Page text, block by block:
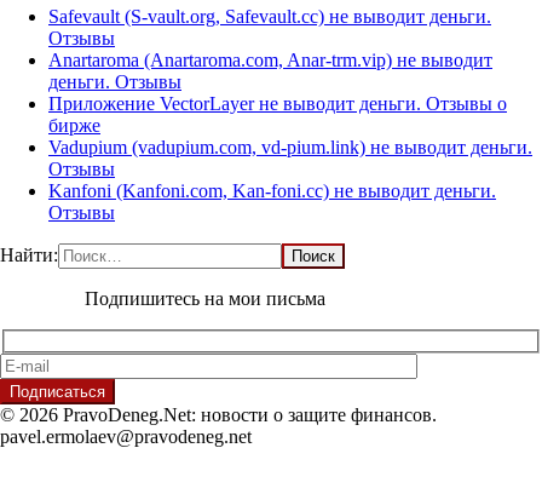
Safevault (S-vault.org, Safevault.cc) не выводит деньги.
Отзывы
Anartaroma (Anartaroma.com, Anar-trm.vip) не выводит
деньги. Отзывы
Приложение VectorLayer не выводит деньги. Отзывы о
бирже
Vadupium (vadupium.com, vd-pium.link) не выводит деньги.
Отзывы
Kanfoni (Kanfoni.com, Kan-foni.cc) не выводит деньги.
Отзывы
Найти:
Подпишитесь на мои письма
© 2026 PravoDeneg.Net: новости о защите финансов.
pavel.ermolaev@pravodeneg.net